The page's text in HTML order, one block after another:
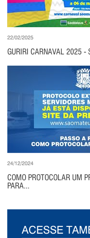
22/02/2025
GURIRI CARNAVAL 2025 -
24/12/2024
COMO PROTOCOLAR UM
PARA...
ACESSE